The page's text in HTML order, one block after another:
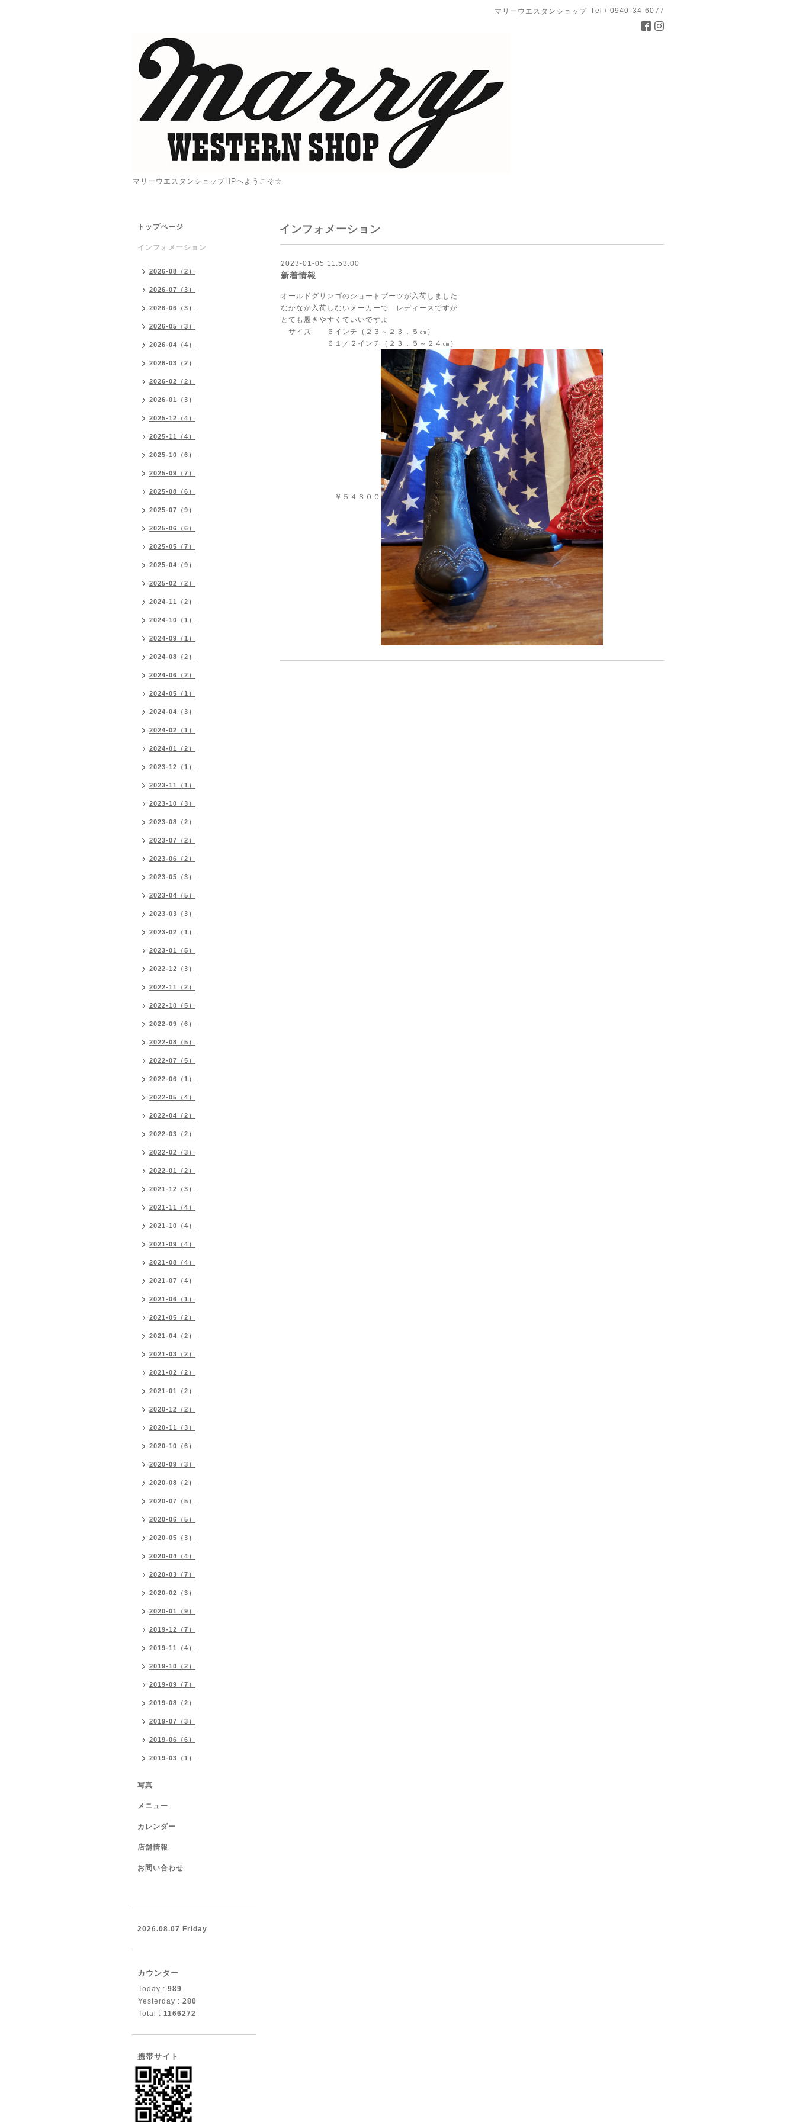
マリーウエスタンショップ Tel / 0940-34-6077
マリーウエスタンショップHPへようこそ☆
インフォメーション
2023-01-05 11:53:00
新着情報
オールドグリンゴのショートブーツが入荷しました
なかなか入荷しないメーカーで レディースですが
とても履きやすくていいですよ
サイズ ６インチ（２３～２３．５㎝）
６１／２インチ（２３．５～２４㎝）
￥５４８００
トップページ
インフォメーション
2026-08（2）
2026-07（3）
2026-06（3）
2026-05（3）
2026-04（4）
2026-03（2）
2026-02（2）
2026-01（3）
2025-12（4）
2025-11（4）
2025-10（6）
2025-09（7）
2025-08（6）
2025-07（9）
2025-06（6）
2025-05（7）
2025-04（9）
2025-02（2）
2024-11（2）
2024-10（1）
2024-09（1）
2024-08（2）
2024-06（2）
2024-05（1）
2024-04（3）
2024-02（1）
2024-01（2）
2023-12（1）
2023-11（1）
2023-10（3）
2023-08（2）
2023-07（2）
2023-06（2）
2023-05（3）
2023-04（5）
2023-03（3）
2023-02（1）
2023-01（5）
2022-12（3）
2022-11（2）
2022-10（5）
2022-09（6）
2022-08（5）
2022-07（5）
2022-06（1）
2022-05（4）
2022-04（2）
2022-03（2）
2022-02（3）
2022-01（2）
2021-12（3）
2021-11（4）
2021-10（4）
2021-09（4）
2021-08（4）
2021-07（4）
2021-06（1）
2021-05（2）
2021-04（2）
2021-03（2）
2021-02（2）
2021-01（2）
2020-12（2）
2020-11（3）
2020-10（6）
2020-09（3）
2020-08（2）
2020-07（5）
2020-06（5）
2020-05（3）
2020-04（4）
2020-03（7）
2020-02（3）
2020-01（9）
2019-12（7）
2019-11（4）
2019-10（2）
2019-09（7）
2019-08（2）
2019-07（3）
2019-06（6）
2019-03（1）
写真
メニュー
カレンダー
店舗情報
お問い合わせ
2026.08.07 Friday
カウンター
Today : 989
Yesterday : 280
Total : 1166272
携帯サイト